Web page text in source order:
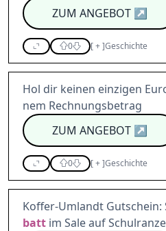
ZUM ANGEBOT↗
0 [+]Geschichte
Hol dir keinen einzigen
nem Rechnungsbetrag
ZUM ANGEBOT↗
0 [+]Geschichte
Koffer-Umlandt Gutschein:
batt im Sale auf